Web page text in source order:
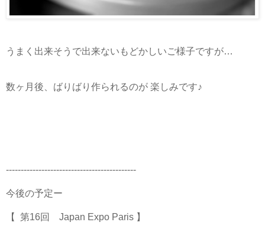
うまく出来そうで出来ないもどかしいご様子ですが…
数ヶ月後、ばりばり作られるのが 楽しみです♪
--------------------------------------------
今後の予定ー
【 第16回 Japan Expo Paris 】